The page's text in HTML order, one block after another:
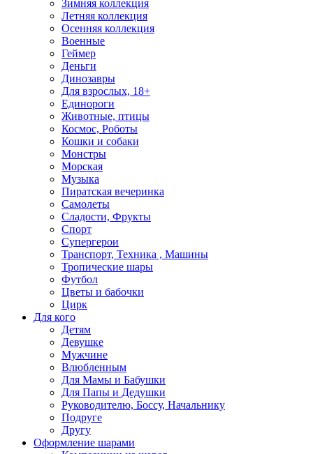
Зимняя коллекция
Летняя коллекция
Осенняя коллекция
Военные
Геймер
Деньги
Динозавры
Для взрослых, 18+
Единороги
Животные, птицы
Космос, Роботы
Кошки и собаки
Монстры
Морская
Музыка
Пиратская вечеринка
Самолеты
Сладости, Фрукты
Спорт
Супергерои
Транспорт, Техника , Машины
Тропические шары
Футбол
Цветы и бабочки
Цирк
Для кого
Детям
Девушке
Мужчине
Влюбленным
Для Мамы и Бабушки
Для Папы и Дедушки
Руководителю, Боссу, Начальнику
Подруге
Другу
Оформление шарами